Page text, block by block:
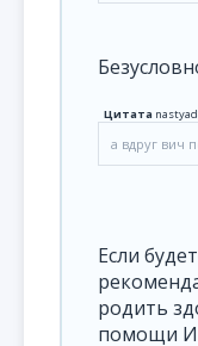
Цитата
а вдруг вич
Если
родить
помощи